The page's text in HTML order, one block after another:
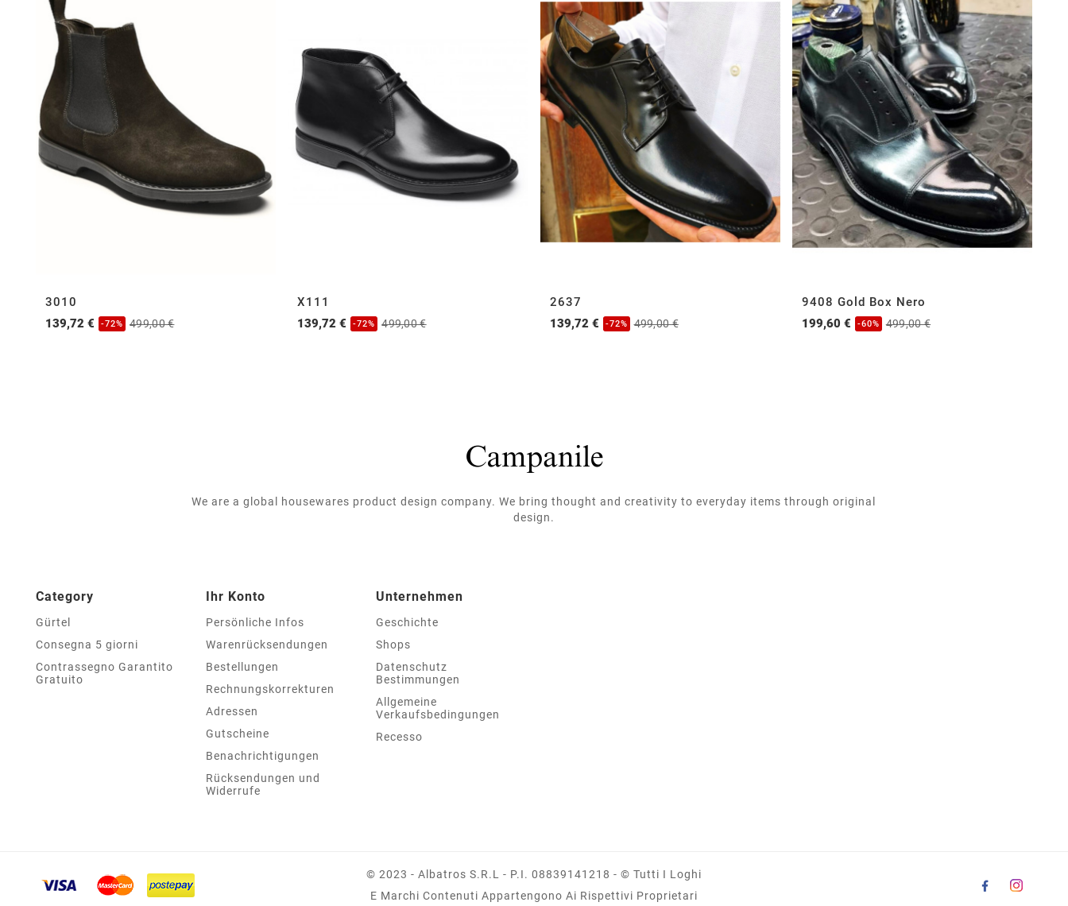
3010
139,72 €
-72% 499,00 €
X111
139,72 €
-72% 499,00 €
2637
139,72 €
-72% 499,00 €
9408 Gold Box Nero
199,60 €
-60% 499,00 €
We are a global housewares product design company. We bring thought and creativity to everyday items through original
design.
Category
Gürtel
Consegna 5 giorni
Contrassegno Garantito
Gratuito
Ihr Konto
Persönliche Infos
Warenrücksendungen
Bestellungen
Rechnungskorrekturen
Adressen
Gutscheine
Benachrichtigungen
Rücksendungen und
Widerrufe
Unternehmen
Geschichte
Shops
Datenschutz
Bestimmungen
Allgemeine
Verkaufsbedingungen
Recesso
© 2023 - Albatros S.r.l - P.I. 08839141218 - © Tutti I Loghi
E Marchi Contenuti Appartengono Ai Rispettivi Proprietari